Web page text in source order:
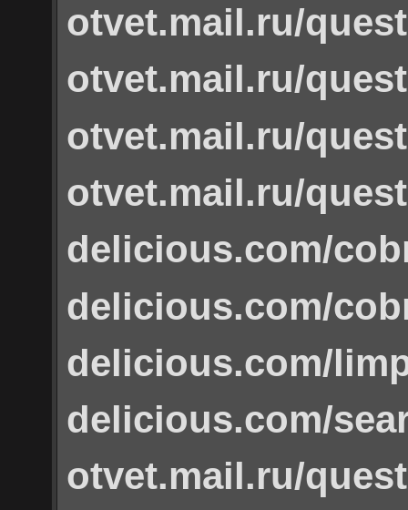
otvet.mail.ru/
otvet.mail.ru/
otvet.mail.ru/
otvet.mail.ru/
delicious.com/
delicious.com/
delicious.com/
delicious.com/
otvet.mail.ru/